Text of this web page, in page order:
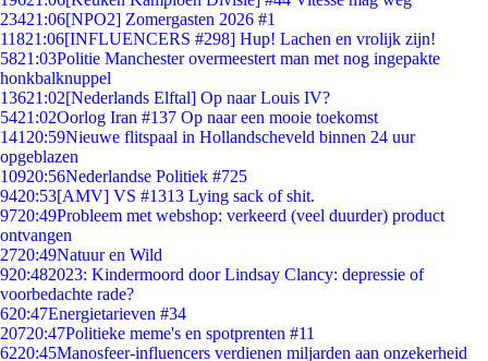
23421:06[NPO2] Zomergasten 2026 #1
11821:06[INFLUENCERS #298] Hup! Lachen en vrolijk zijn!
5821:03Politie Manchester overmeestert man met nog ingepakte
honkbalknuppel
13621:02[Nederlands Elftal] Op naar Louis IV?
5421:02Oorlog Iran #137 Op naar een mooie toekomst
141 20:59Nieuwe flitspaal in Hollandscheveld binnen 24 uur
opgeblazen
10920:56Nederlandse Politiek #725
9420:53[AMV] VS #1313 Lying sack of shit.
9720:49Probleem met webshop: verkeerd (veel duurder) product
ontvangen
2720:49Natuur en Wild
920:482023: Kindermoord door Lindsay Clancy: depressie of
voorbedachte rade?
620:47Energietarieven #34
20720:47Politieke meme's en spotprenten #11
6220:45Manosfeer-influencers verdienen miljarden aan onzekerheid